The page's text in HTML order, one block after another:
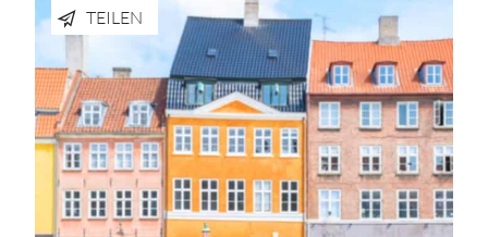
TEILEN